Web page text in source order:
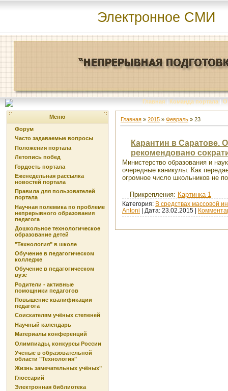
Электронное СМИ
Главная | Команда портала | О
Меню
Форум
Часто задаваемые вопросы
Положения портала
Летопись побед
Гордость портала
Еженедельная рассылка
новостей портала
Правила для пользователей
портала
Научная полемика по проблеме
непрерывного образования
педагога
Дошкольное технологическое
образование детей
"Технология" в школе
Обучение в педагогическом
колледже
Обучение в педагогическом
вузе
Родители - активные
помощники педагогов
Повышение квалификации
педагога
Соискателям учёных степеней
Научный календарь
Материалы конференций
Олимпиады, конкурсы России
Ученые в образовательной
области "Технология"
Жизнь замечательных учёных"
Глоссарий
Электронная библиотека
Главная » 2015 » Февраль » 23
Карантин в Саратове.
рекомендовано
Министерство образования и
очередные каникулы. Как
огромное число школьников не
Прикрепления: Картинка 1
Категория: В средствах массовой
Antoni | Дата: 23.02.2015